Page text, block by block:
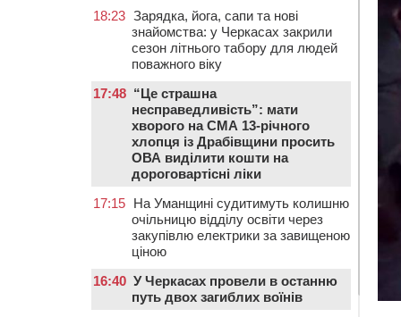
18:23 Зарядка, йога, сапи та нові
знайомства: у Черкасах закрили
сезон літнього табору для людей
поважного віку
17:48 “Це страшна
несправедливість”: мати
хворого на СМА 13-річного
хлопця із Драбівщини просить
ОВА виділити кошти на
дороговартісні ліки
17:15 На Уманщині судитимуть колишню
очільницю відділу освіти через
закупівлю електрики за завищеною
ціною
16:40 У Черкасах провели в останню
путь двох загиблих воїнів